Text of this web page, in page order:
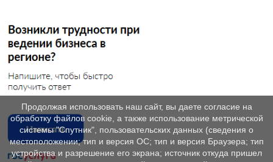
Продолжая использовать наш сайт, вы даете согласие на
обработку файлов cookie, а также использование метрической
системы "Спутник", пользовательских данных (сведения о
местоположении; тип и версия ОС; тип и версия Браузера; тип
устройства и разрешение его экрана; источник откуда пришел